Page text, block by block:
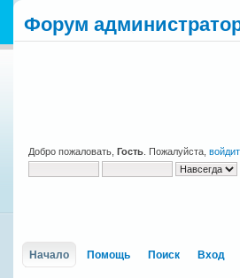
Форум
Добро пожаловать, Гость . Пожалуйста,
Начало Помощь Поиск Вход